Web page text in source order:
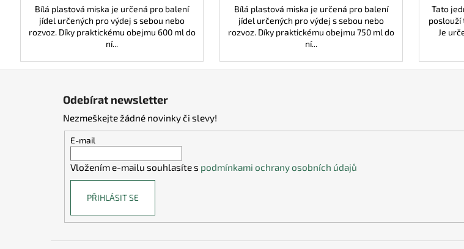
Bílá plastová miska je určená pro balení
jídel určených pro výdej s sebou nebo
rozvoz. Díky praktickému obejmu 600 ml do
ní...
Bílá plastová miska je určená pro balení
jídel určených pro výdej s sebou nebo
rozvoz. Díky praktickému obejmu 750 ml do
ní...
Tato
poslouží
Je
Odebírat newsletter
Nezmeškejte žádné novinky či slevy!
E-mail
Vložením e-mailu souhlasíte s podmínkami ochrany osobních údajů
PŘIHLÁSIT SE